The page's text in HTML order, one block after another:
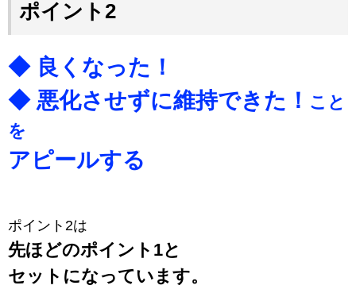
ポイント2
◆ 良くなった！
◆ 悪化させずに維持できた！ こと
を
アピールする
ポイント2は
先ほどのポイント1と
セットになっています。